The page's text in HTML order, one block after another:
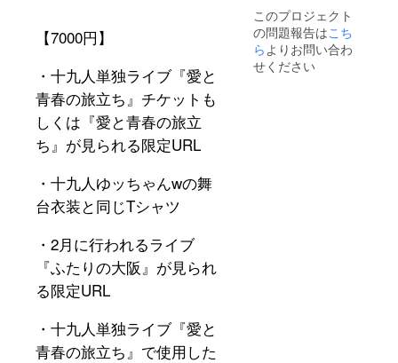
【7000円】
・十九人単独ライブ『愛と
青春の旅立ち』チケットも
しくは『愛と青春の旅立
ち』が見られる限定URL
・十九人ゆッちゃんwの舞
台衣装と同じTシャツ
・ 2月に行われるライブ
『ふたりの大阪』が見られ
る限定URL
・十九人単独ライブ『愛と
青春の旅立ち』で使用した
録頂い
たメー
ルアド
レスと
のやり
起こし
台本 ※
ご登録
頂いた
メール
このプロジェクト
の問題報告はこち
ら よりお問い合わ
せください